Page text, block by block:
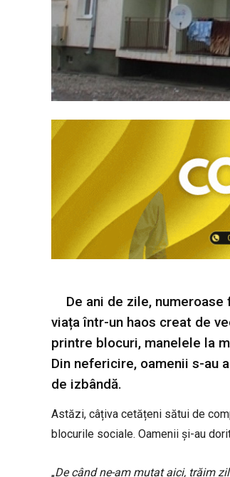
De ani de zile,
viața într-un haos creat de
printre blocuri, manelele la
Din nefericire, oamenii s-au
de izbândă.
Astăzi, câțiva cetățeni sătui de
blocurile sociale. Oamenii și-au
„De când ne-am mutat aici, trăim